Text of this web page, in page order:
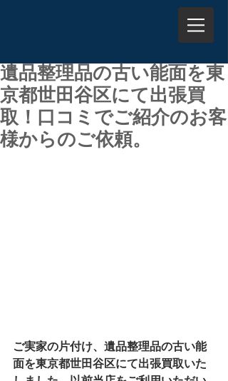
遺品整理品の古い能面を東
京都世田谷区にて出張買
取！口コミでご紹介のお客
様からのご依頼。
ご実家の片付け、遺品整理品の古い能
面を東京都世田谷区にて出張買取いた